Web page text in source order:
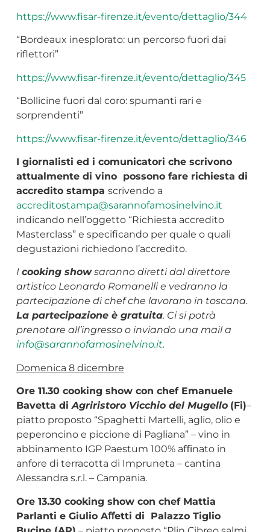
https://www.fisar-firenze.it/evento/dettaglio/344
“Bordeaux inesplorato: un percorso fuori dai
riflettori”
https://www.fisar-firenze.it/evento/dettaglio/345
“Bollicine fuori dal coro: spumanti rari e
sorprendenti”
https://www.fisar-firenze.it/evento/dettaglio/346
I giornalisti ed i comunicatori che scrivono
attualmente di vino possono fare richiesta di
accredito stampa scrivendo a
accreditostampa@sarannofamosinelvino.it
indicando nell’oggetto “Richiesta accredito
Masterclass” e specificando per quale o quali
degustazioni richiedono l’accredito.
I cooking showsaranno diretti dal direttore
artistico Leonardo Romanelli e vedranno la
partecipazione di chef che lavorano in toscana.
La partecipazione è gratuita. Ci si potrà
prenotare all’ingresso o inviando una mail a
info@sarannofamosinelvino.it.
Domenica 8 dicembre
Ore 11.30 cooking show con chef Emanuele
Bavetta diAgriristoro Vicchio del Mugello (Fi)–
piatto proposto “Spaghetti Martelli, aglio, olio e
peperoncino e piccione di Pagliana” – vino in
abbinamento IGP Paestum 100% aﬃnato in
anfore di terracotta di Impruneta – cantina
Alessandra s.r.l. – Campania.
Ore 13.30 cooking show con chef Mattia
Parlanti e Giulio Aﬀetti di Palazzo Tiglio